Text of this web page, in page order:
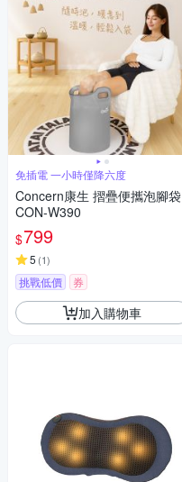
免插電 一小時僅降六度
Concern康生 摺疊便攜泡腳袋
CON-W390
$799
5 (1)
挑戰低價 券
加入購物車